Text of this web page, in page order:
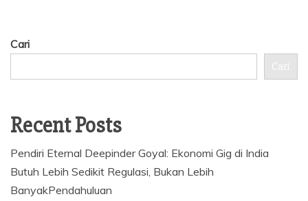
Cari
Cari
Recent Posts
Pendiri Eternal Deepinder Goyal: Ekonomi Gig di India
Butuh Lebih Sedikit Regulasi, Bukan Lebih
BanyakPendahuluan